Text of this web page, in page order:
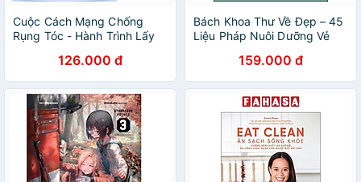
Cuộc Cách Mạng Chống
Rụng Tóc - Hành Trình Lấy
126.000 đ
Bách Khoa Thư Về Đẹp – 45
Liệu Pháp Nuôi Dưỡng Vẻ
159.000 đ